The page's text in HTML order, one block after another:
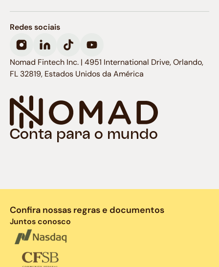
Conta para o mundo
Redes sociais
Nomad Fintech Inc. | 4951 International Drive, Orlando,
FL 32819, Estados Unidos da América
Confira nossas regras e documentos
Juntos conosco